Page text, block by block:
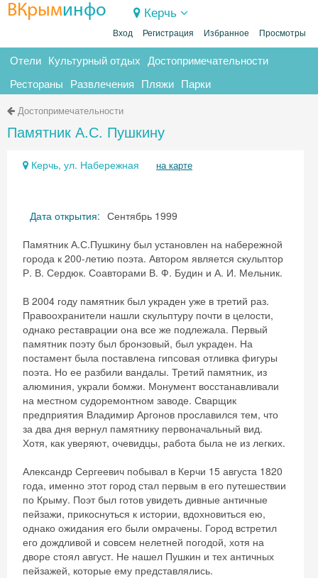
ВКрыминфо Керчь
Вход Регистрация Избранное Просмотры
Отели Культурный отдых Достопримечательности
Рестораны Развлечения Пляжи Парки
Достопримечательности
Памятник А.С. Пушкину
Керчь, ул. Набережная на карте
Дата открытия: Сентябрь 1999
Памятник А.С.Пушкину был установлен на набережной
города к 200-летию поэта. Автором является скульптор
Р. В. Сердюк. Соавторами В. Ф. Будин и А. И. Мельник.
В 2004 году памятник был украден уже в третий раз.
Правоохранители нашли скульптуру почти в целости,
однако реставрации она все же подлежала. Первый
памятник поэту был бронзовый, был украден. На
постамент была поставлена гипсовая отливка фигуры
поэта. Но ее разбили вандалы. Третий памятник, из
алюминия, украли бомжи. Монумент восстанавливали
на местном судоремонтном заводе. Сварщик
предприятия Владимир Аргонов прославился тем, что
за два дня вернул памятнику первоначальный вид.
Хотя, как уверяют, очевидцы, работа была не из легких.
Александр Сергеевич побывал в Керчи 15 августа 1820
года, именно этот город стал первым в его путешествии
по Крыму. Поэт был готов увидеть дивные античные
пейзажи, прикоснуться к истории, вдохновиться ею,
однако ожидания его были омрачены. Город встретил
его дождливой и совсем нелетней погодой, хотя на
дворе стоял август. Не нашел Пушкин и тех античных
пейзажей, которые ему представлялись.